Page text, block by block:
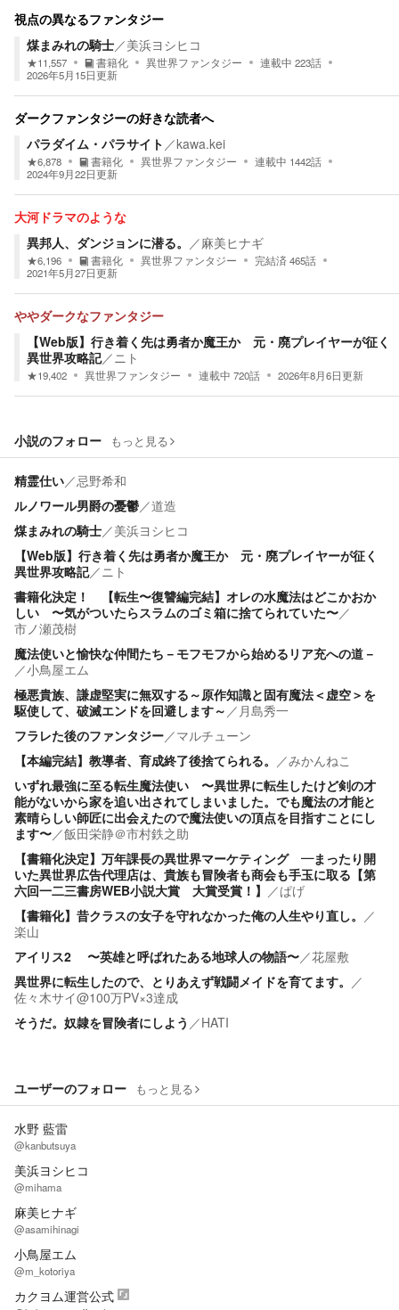
視点の異なるファンタジー
煤まみれの騎士／美浜ヨシヒコ
★11,557 書籍化 異世界ファンタジー 連載中 223話
2026年5月15日更新
ダークファンタジーの好きな読者へ
パラダイム・パラサイト ／kawa.kei
★6,878 書籍化 異世界ファンタジー 連載中 1442話
2024年9月22日更新
大河ドラマのような
異邦人、ダンジョンに潜る。 ／麻美ヒナギ
★6,196 書籍化 異世界ファンタジー 完結済 465話
2021年5月27日更新
ややダークなファンタジー
【Web版】行き着く先は勇者か魔王か 元・廃プレイヤーが征く
異世界攻略記／ニト
★19,402 異世界ファンタジー 連載中 720話 2026年8月6日更新
小説のフォロー もっと見る
精霊仕い／忌野希和
ルノワール男爵の憂鬱／道造
煤まみれの騎士／美浜ヨシヒコ
【Web版】行き着く先は勇者か魔王か 元・廃プレイヤーが征く
異世界攻略記／ニト
書籍化決定！ 【転生〜復讐編完結】オレの水魔法はどこかおか
しい 〜気がついたらスラムのゴミ箱に捨てられていた〜／
市ノ瀬茂樹
魔法使いと愉快な仲間たち－モフモフから始めるリア充への道－
／小鳥屋エム
極悪貴族、謙虚堅実に無双する～原作知識と固有魔法＜虚空＞を
駆使して、破滅エンドを回避します～ ／ 月島秀一
フラレた後のファンタジー／マルチューン
【本編完結】教導者、育成終了後捨てられる。 ／みかんねこ
いずれ最強に至る転生魔法使い 〜異世界に転生したけど剣の才
能がないから家を追い出されてしまいました。でも魔法の才能と
素晴らしい師匠に出会えたので魔法使いの頂点を目指すことにし
ます〜／飯田栄静＠市村鉄之助
【書籍化決定】万年課長の異世界マーケティング ―まったり開
いた異世界広告代理店は、貴族も冒険者も商会も手玉に取る【第
六回一二三書房WEB小説大賞 大賞受賞！】 ／ぱげ
【書籍化】昔クラスの女子を守れなかった俺の人生やり直し。 ／
楽山
アイリス2 〜英雄と呼ばれたある地球人の物語〜／花屋敷
異世界に転生したので、とりあえず戦闘メイドを育てます。 ／
佐々木サイ@100万PV×3達成
そうだ。奴隷を冒険者にしよう ／HATI
ユーザーのフォロー もっと見る
水野 藍雷
@kanbutsuya
美浜ヨシヒコ
@mihama
麻美ヒナギ
@asamihinagi
小鳥屋エム
@m_kotoriya
カクヨム運営公式